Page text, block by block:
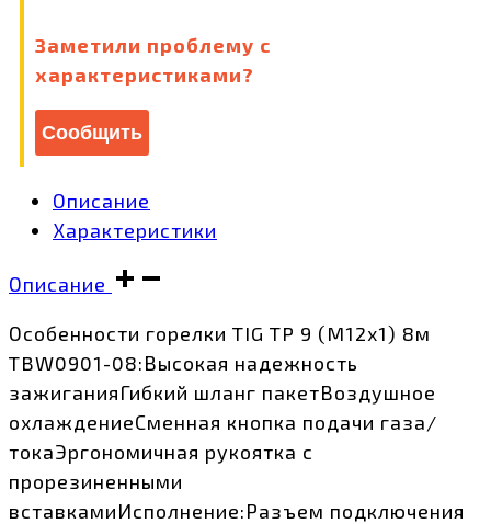
Заметили проблему с
характеристиками?
Сообщить
Описание
Характеристики
Описание
Особенности горелки TIG TP 9 (M12x1) 8м
TBW0901-08:Высокая надежность
зажиганияГибкий шланг пакетВоздушное
охлаждениеСменная кнопка подачи газа/
токаЭргономичная рукоятка с
прорезиненными
вставкамиИсполнение:Разъем подключения